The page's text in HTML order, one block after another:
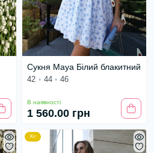
Сукня Maya Білий блакитний
42 44 46
В наявності
1 560.00 грн
Хіт